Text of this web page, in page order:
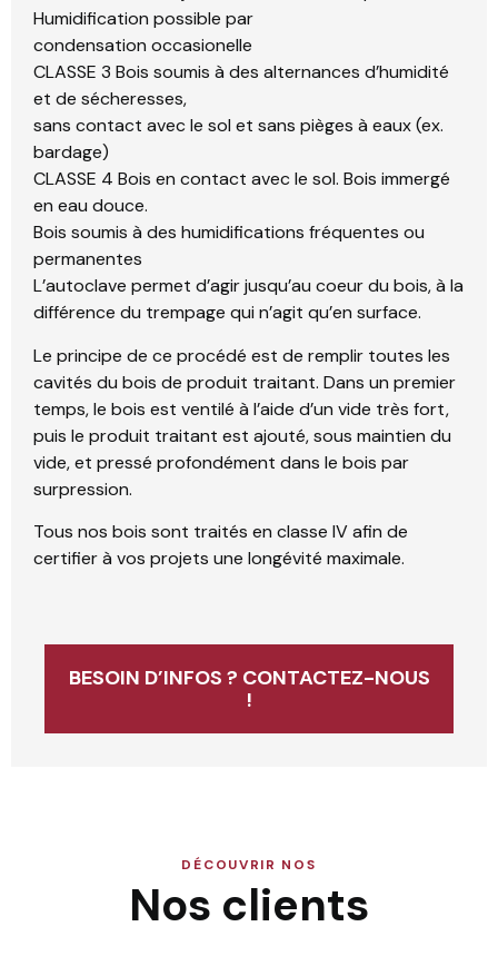
Humidification possible par
condensation occasionelle
CLASSE 3 Bois soumis à des alternances d’humidité
et de sécheresses,
sans contact avec le sol et sans pièges à eaux (ex.
bardage)
CLASSE 4 Bois en contact avec le sol. Bois immergé
en eau douce.
Bois soumis à des humidifications fréquentes ou
permanentes
L’autoclave permet d’agir jusqu’au coeur du bois, à la
différence du trempage qui n’agit qu’en surface.
Le principe de ce procédé est de remplir toutes les
cavités du bois de produit traitant. Dans un premier
temps, le bois est ventilé à l’aide d’un vide très fort,
puis le produit traitant est ajouté, sous maintien du
vide, et pressé profondément dans le bois par
surpression.
Tous nos bois sont traités en classe IV afin de
certifier à vos projets une longévité maximale.
BESOIN D’INFOS ? CONTACTEZ-NOUS
!
DÉCOUVRIR NOS
Nos clients